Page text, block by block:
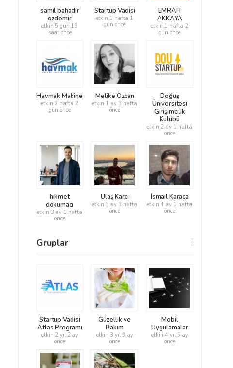
samil bahadir
ozdemir
etkin 5 gün 19
saat önce
Startup Vadisi
etkin 1 hafta 1
gün önce
EMRAH
AKKAYA
etkin 1 hafta 2
gün önce
Havmak Makine
etkin 2 hafta 2
gün önce
Melike Özcan
etkin 1 ay 3 hafta
önce
Doğuş
Üniversitesi
Girişimcilik
Kulübü
etkin 2 ay 1 hafta
önce
hikmet
dokumacı
etkin 3 ay 1 hafta
önce
Ulaş Karcı
etkin 3 ay 3 hafta
önce
İsmail Karaca
etkin 4 ay 1 hafta
önce
Gruplar
Startup Vadisi
Atlas Programı
etkin 2 yıl 2 ay
önce
Güzellik ve
Bakım
etkin 3 yıl 9 ay
önce
Mobil
Uygulamalar
etkin 4 yıl 5 ay
önce